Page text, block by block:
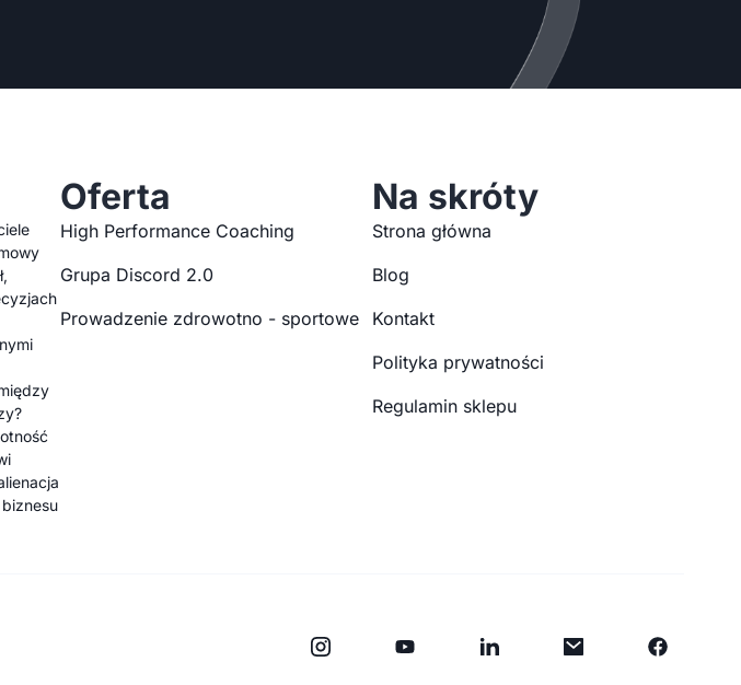
Oferta
High Performance Coaching
Grupa Discord 2.0
Prowadzenie zdrowotno - sportowe
Na skróty
Strona główna
Blog
Kontakt
Polityka prywatności
Regulamin sklepu
o
a